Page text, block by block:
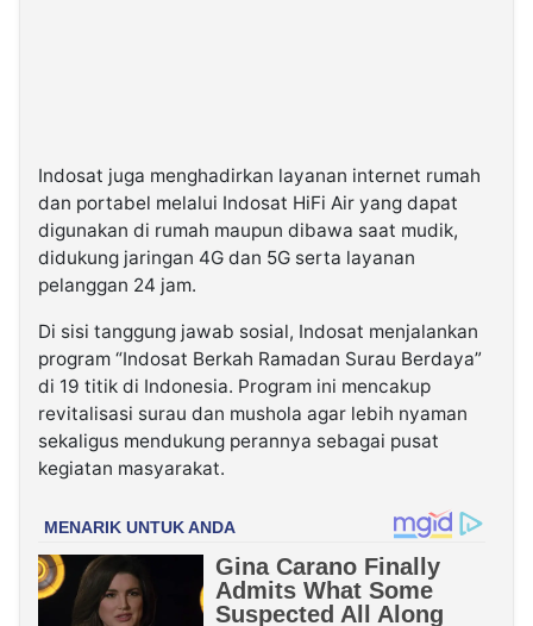
Indosat juga menghadirkan layanan internet rumah
dan portabel melalui Indosat HiFi Air yang dapat
digunakan di rumah maupun dibawa saat mudik,
didukung jaringan 4G dan 5G serta layanan
pelanggan 24 jam.
Di sisi tanggung jawab sosial, Indosat menjalankan
program “Indosat Berkah Ramadan Surau Berdaya”
di 19 titik di Indonesia. Program ini mencakup
revitalisasi surau dan mushola agar lebih nyaman
sekaligus mendukung perannya sebagai pusat
kegiatan masyarakat.